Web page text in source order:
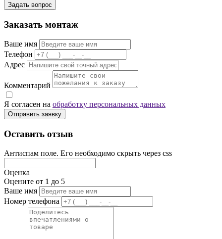
Задать вопрос
Заказать монтаж
Ваше имя
Телефон
Адрес
Комментарий
Я согласен на обработку персональных данных
Отправить заявку
Оставить отзыв
Антиспам поле. Его необходимо скрыть через css
Оценка
Оцените от 1 до 5
Ваше имя
Номер телефона